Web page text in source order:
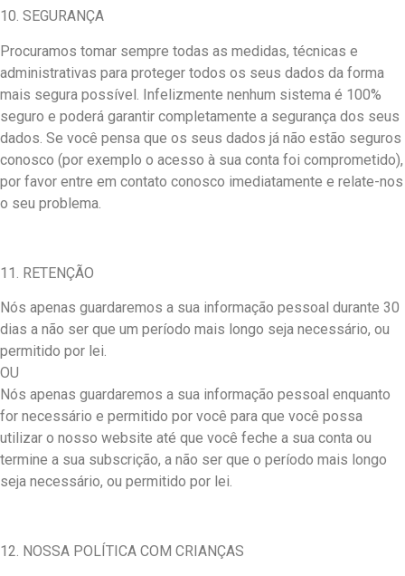
10. SEGURANÇA
Procuramos tomar sempre todas as medidas, técnicas e
administrativas para proteger todos os seus dados da forma
mais segura possível. Infelizmente nenhum sistema é 100%
seguro e poderá garantir completamente a segurança dos seus
dados. Se você pensa que os seus dados já não estão seguros
conosco (por exemplo o acesso à sua conta foi comprometido),
por favor entre em contato conosco imediatamente e relate-nos
o seu problema.
11. RETENÇÃO
Nós apenas guardaremos a sua informação pessoal durante 30
dias a não ser que um período mais longo seja necessário, ou
permitido por lei.
OU
Nós apenas guardaremos a sua informação pessoal enquanto
for necessário e permitido por você para que você possa
utilizar o nosso website até que você feche a sua conta ou
termine a sua subscrição, a não ser que o período mais longo
seja necessário, ou permitido por lei.
12. NOSSA POLÍTICA COM CRIANÇAS